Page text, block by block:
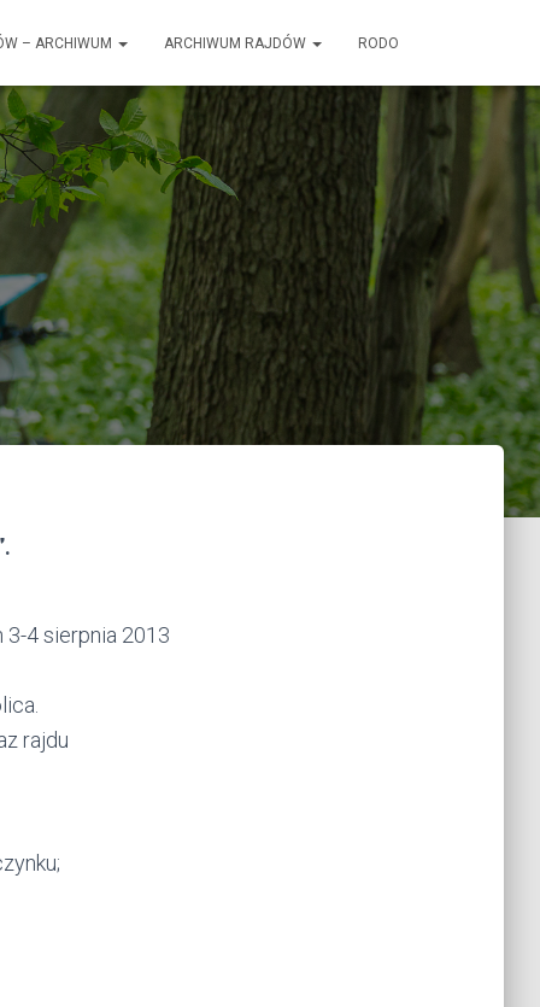
– ARCHIWUM ARCHIWUM RAJDÓW RODO
3-4 sierpnia 2013
rajdu